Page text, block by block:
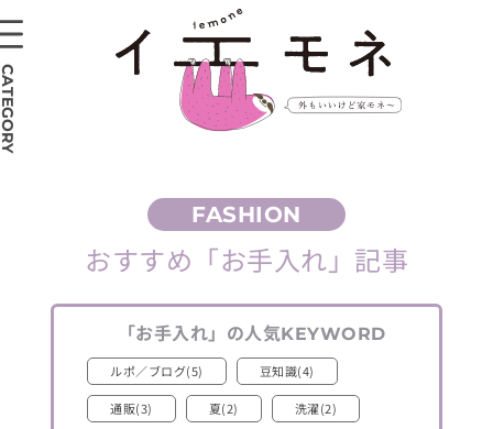
おすすめ 「お手入れ」 記事
「お手入れ」 の人気KEYWORD
ルポ／ブログ(5) 豆知識(4)
通販(3) 夏(2) 洗濯(2)